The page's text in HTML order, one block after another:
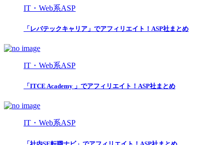
IT・Web系ASP
「レバテックキャリア」でアフィリエイト！ASP社まとめ
IT・Web系ASP
「ITCE Academy 」でアフィリエイト！ASP社まとめ
IT・Web系ASP